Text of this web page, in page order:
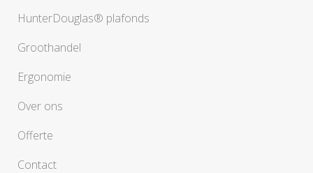
HunterDouglas® plafonds
Groothandel
Ergonomie
Over ons
Offerte
Contact